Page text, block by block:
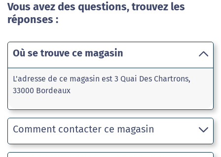
Vous avez des questions, trouvez les
réponses :
Où se trouve ce magasin
L'adresse de ce magasin est 3 Quai Des Chartrons,
33000 Bordeaux
Comment contacter ce magasin